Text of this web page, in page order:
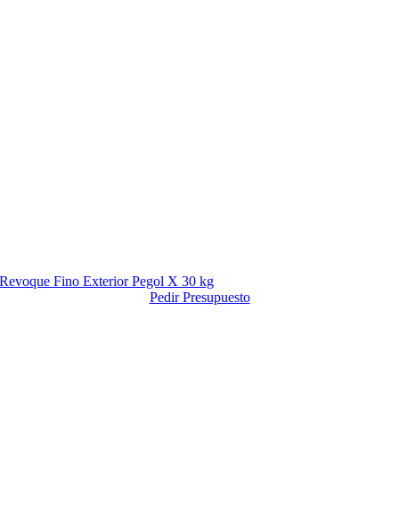
Revoque Fino Exterior Pegol X 30 kg
Pedir Presupuesto